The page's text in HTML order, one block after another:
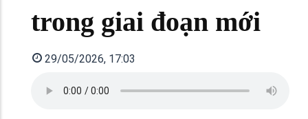
trong giai đoạn mới
29/05/2026, 17:03